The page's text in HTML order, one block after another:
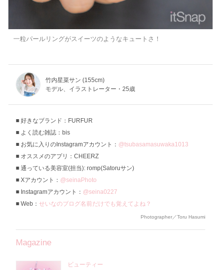
一粒パールリングがスイーツのようなキュートさ！
竹内星菜サン (155cm)
モデル、イラストレーター・25歳
好きなブランド：FURFUR
よく読む雑誌：bis
お気に入りのInstagramアカウント： @tsubasamasuwaka1013
オススメのアプリ：CHEERZ
通っている美容室(担当): romp(Satoruサン)
Xアカウント： @seinaPhoto
Instagramアカウント： @seina0227
Web： せいなのブログ名前だけでも覚えてよね？
Photographer／Toru Hasumi
Magazine
ビューティー